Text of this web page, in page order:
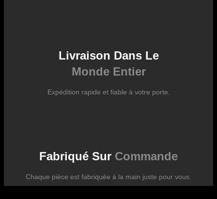
Livraison Dans Le
Monde Entier
Expédition rapide et fiable à votre porte.
Fabriqué Sur Commande
Chaque pièce est fabriquée à la main juste pour vous.